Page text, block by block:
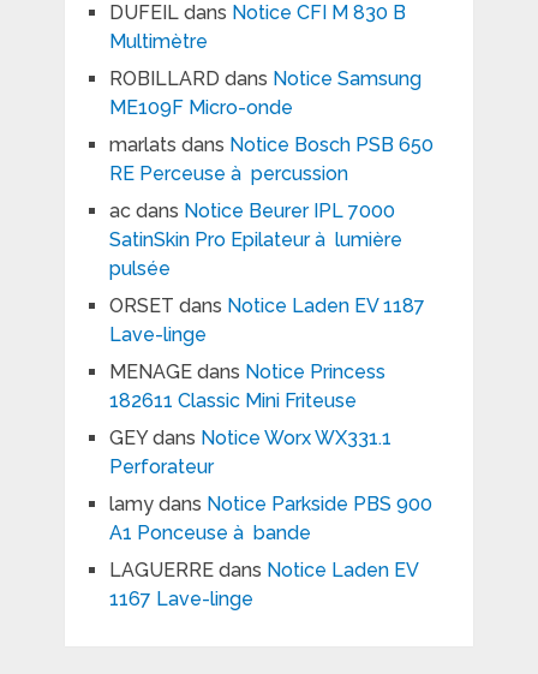
DUFEILdans Notice CFI M 830 B
Multimètre
ROBILLARD dans Notice Samsung
ME109F Micro-onde
marlats dans Notice Bosch PSB 650
RE Perceuse à percussion
acdans Notice Beurer IPL 7000
SatinSkin Pro Epilateur à lumière
pulsée
ORSET dans Notice Laden EV 1187
Lave-linge
MENAGEdans Notice Princess
182611 Classic Mini Friteuse
GEYdans Notice Worx WX331.1
Perforateur
lamydans Notice Parkside PBS 900
A1 Ponceuse à bande
LAGUERREdans Notice Laden EV
1167 Lave-linge